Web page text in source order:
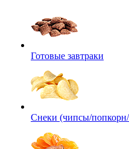
Готовые завтраки
Снеки (чипсы/попкорн/